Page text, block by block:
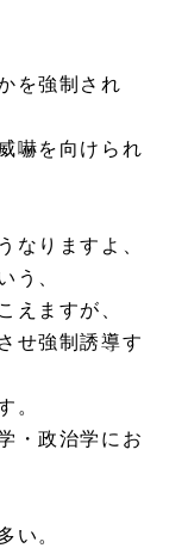
を強制され
嚇を向けられ
なりますよ、
う、
えますが、
せ強制誘導す
。
・政治学にお
い。